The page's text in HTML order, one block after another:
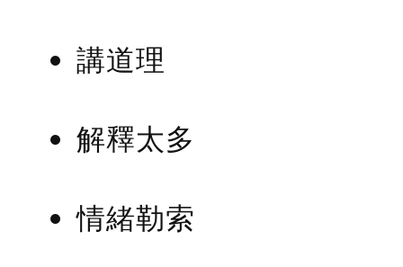
講道理
解釋太多
情緒勒索